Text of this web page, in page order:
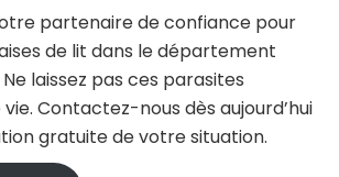
partenaire de confiance pour
de lit dans le département
laissez pas ces parasites
Contactez-nous dès aujourd’hui
gratuite de votre situation.